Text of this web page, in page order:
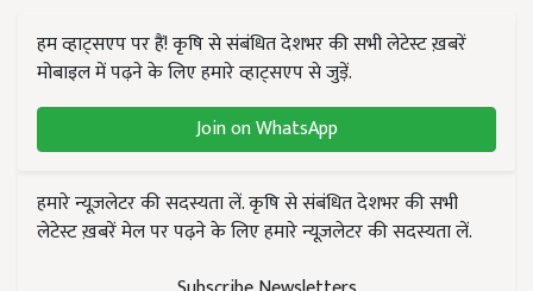
हम व्हाट्सएप पर हैं! कृषि से संबंधित देशभर की सभी लेटेस्ट ख़बरें
मोबाइल में पढ़ने के लिए हमारे व्हाट्सएप से जुड़ें.
Join on WhatsApp
हमारे न्यूज़लेटर की सदस्यता लें. कृषि से संबंधित देशभर की सभी
लेटेस्ट ख़बरें मेल पर पढ़ने के लिए हमारे न्यूज़लेटर की सदस्यता लें.